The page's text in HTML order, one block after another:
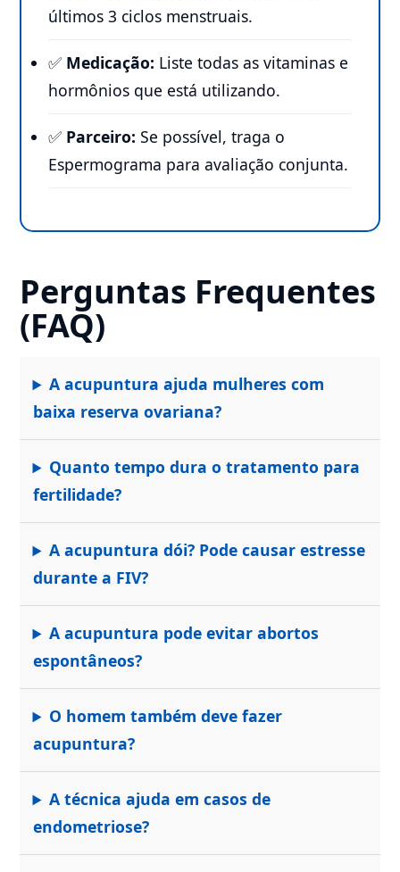
últimos 3 ciclos menstruais.
✅ Medicação: Liste todas as vitaminas e
hormônios que está utilizando.
✅ Parceiro: Se possível, traga o
Espermograma para avaliação conjunta.
Perguntas Frequentes
(FAQ)
A acupuntura ajuda mulheres com
baixa reserva ovariana?
Quanto tempo dura o tratamento para
fertilidade?
A acupuntura dói? Pode causar estresse
durante a FIV?
A acupuntura pode evitar abortos
espontâneos?
O homem também deve fazer
acupuntura?
A técnica ajuda em casos de
endometriose?